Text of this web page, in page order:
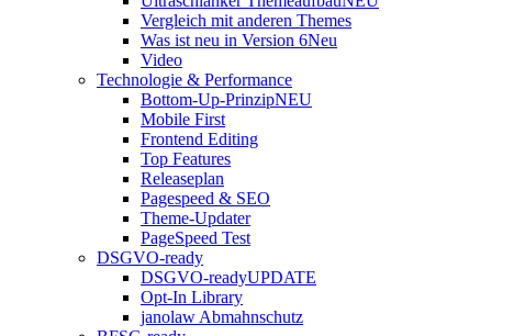
Vergleich mit anderen Themes
Was ist neu in Version 6Neu
Video
Technologie & Performance
Bottom-Up-PrinzipNEU
Mobile First
Frontend Editing
Top Features
Releaseplan
Pagespeed & SEO
Theme-Updater
PageSpeed Test
DSGVO-ready
DSGVO-readyUPDATE
Opt-In Library
janolaw Abmahnschutz